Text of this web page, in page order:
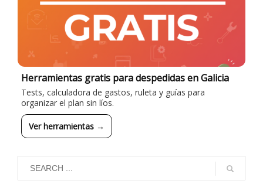
Herramientas gratis para despedidas en Galicia
Tests, calculadora de gastos, ruleta y guías para
organizar el plan sin líos.
Ver herramientas →